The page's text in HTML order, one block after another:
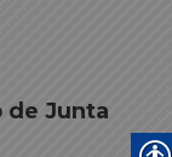
de Junta